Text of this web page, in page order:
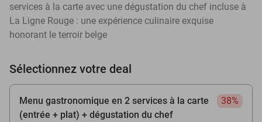
services à la carte avec une dégustation du chef incluse à
La Ligne Rouge : une expérience culinaire exquise
honorant le terroir belge
Sélectionnez votre deal
Menu gastronomique en 2 services à la carte
(entrée + plat) + dégustation du chef
38%